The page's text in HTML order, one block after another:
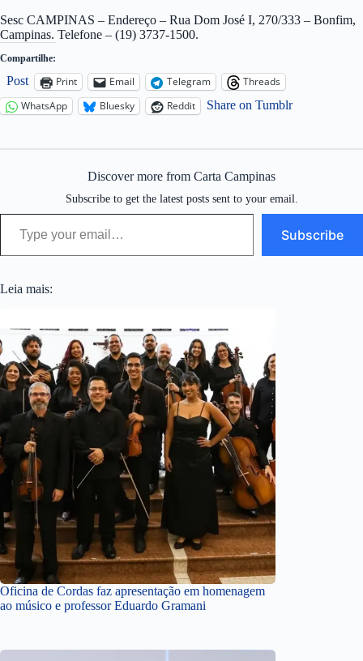
Sesc CAMPINAS – Endereço – Rua Dom José I, 270/333 – Bonfim,
Campinas. Telefone – (19) 3737-1500.
Compartilhe:
Post Print Email Telegram
Threads
WhatsApp
Bluesky Reddit Share on Tumblr
Discover more from Carta Campinas
Subscribe to get the latest posts sent to your email.
Type your email…
Subscribe
Leia mais:
Oficina de Cordas faz apresentação em homenagem
ao músico e professor Eduardo Gramani